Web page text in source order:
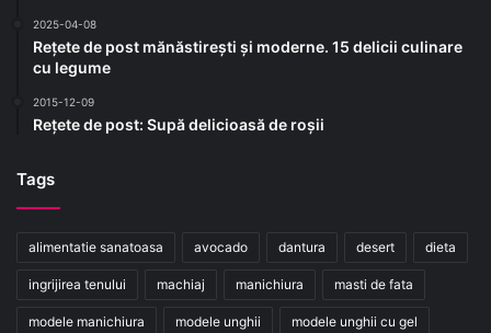
2025-04-08
Rețete de post mănăstirești și moderne. 15 delicii culinare
cu legume
2015-12-09
Rețete de post: Supă delicioasă de roșii
Tags
alimentatie sanatoasa avocado dantura desert dieta
ingrijirea tenului machiaj manichiura masti de fata
modele manichiura modele unghii modele unghii cu gel